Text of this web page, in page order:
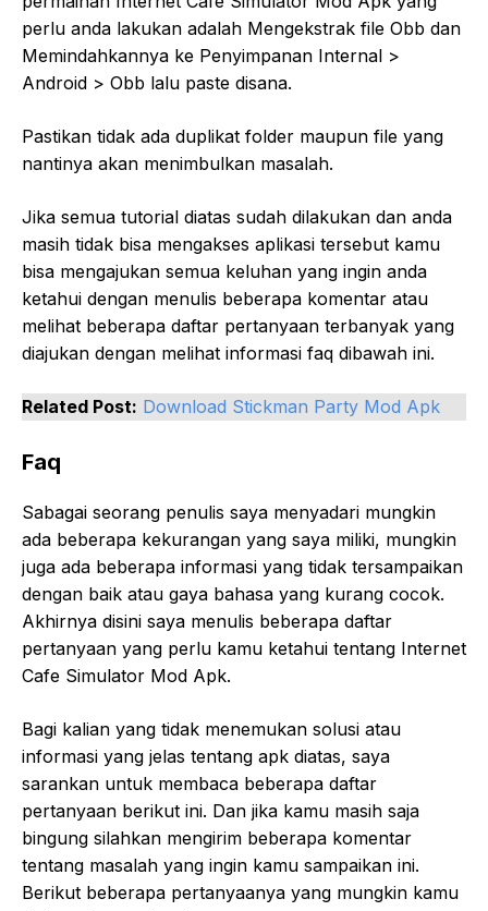
perlu anda lakukan adalah Mengekstrak file Obb dan
Memindahkannya ke Penyimpanan Internal >
Android > Obb lalu paste disana.
Pastikan tidak ada duplikat folder maupun file yang
nantinya akan menimbulkan masalah.
Jika semua tutorial diatas sudah dilakukan dan anda
masih tidak bisa mengakses aplikasi tersebut kamu
bisa mengajukan semua keluhan yang ingin anda
ketahui dengan menulis beberapa komentar atau
melihat beberapa daftar pertanyaan terbanyak yang
diajukan dengan melihat informasi faq dibawah ini.
Related Post: Download Stickman Party Mod Apk
Faq
Sabagai seorang penulis saya menyadari mungkin
ada beberapa kekurangan yang saya miliki, mungkin
juga ada beberapa informasi yang tidak tersampaikan
dengan baik atau gaya bahasa yang kurang cocok.
Akhirnya disini saya menulis beberapa daftar
pertanyaan yang perlu kamu ketahui tentang Internet
Cafe Simulator Mod Apk.
Bagi kalian yang tidak menemukan solusi atau
informasi yang jelas tentang apk diatas, saya
sarankan untuk membaca beberapa daftar
pertanyaan berikut ini. Dan jika kamu masih saja
bingung silahkan mengirim beberapa komentar
tentang masalah yang ingin kamu sampaikan ini.
Berikut beberapa pertanyaanya yang mungkin kamu